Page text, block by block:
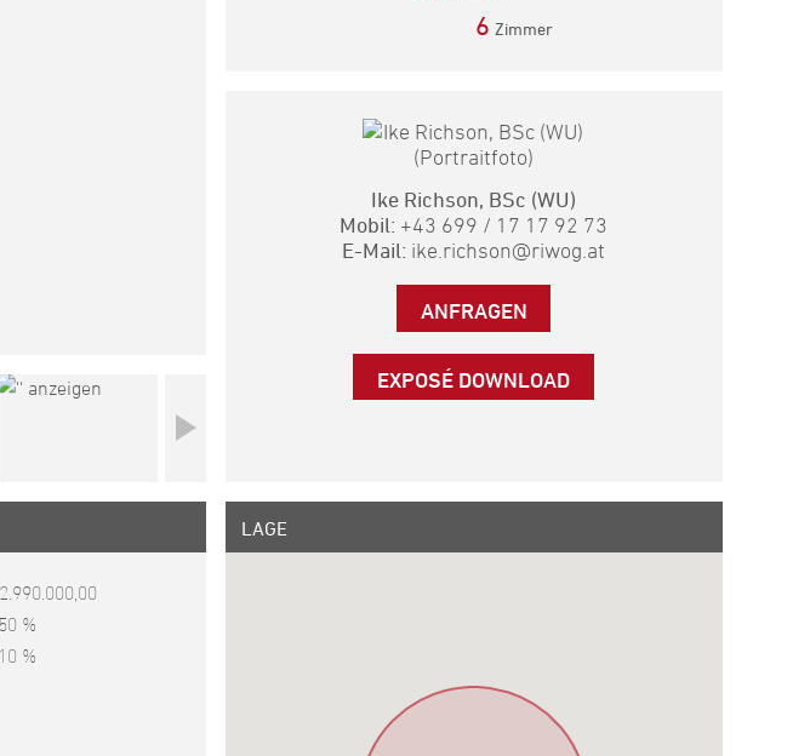
6 Zimmer
Ike Richson, BSc (WU)
Mobil: +43 699 / 17 17 92 73
E-Mail: ike.richson@riwog.at
ANFRAGEN
EXPOSÉ DOWNLOAD
%
%
LAGE